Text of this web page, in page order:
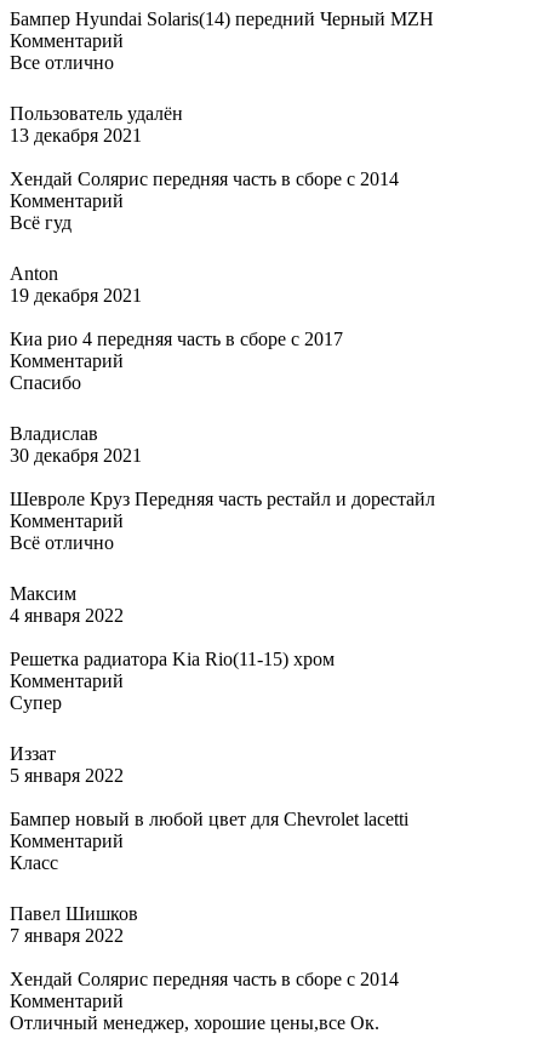
Бампер Hyundai Solaris(14) передний Черный MZH
Комментарий
Все отлично
Пользователь удалён
13 декабря 2021
Хендай Солярис передняя часть в сборе с 2014
Комментарий
Всё гуд
Anton
19 декабря 2021
Киа рио 4 передняя часть в сборе с 2017
Комментарий
Спасибо
Владислав
30 декабря 2021
Шевроле Круз Передняя часть рестайл и дорестайл
Комментарий
Всё отлично
Максим
4 января 2022
Решетка радиатора Kia Rio(11-15) хром
Комментарий
Супер
Иззат
5 января 2022
Бампер новый в любой цвет для Chevrolet lacetti
Комментарий
Класс
Павел Шишков
7 января 2022
Хендай Солярис передняя часть в сборе с 2014
Комментарий
Отличный менеджер, хорошие цены,все Ок.